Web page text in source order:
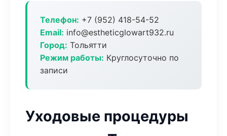
Телефон: +7 (952) 418-54-52
Email: info@estheticglowart932.ru
Город: Тольятти
Режим работы: Круглосуточно по
записи
Уходовые процедуры